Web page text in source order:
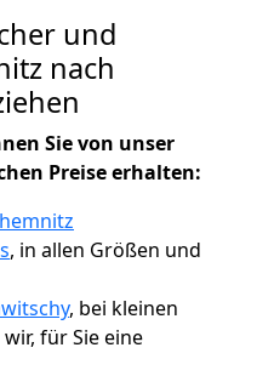
und
nach
Sie von unser
Preise erhalten:
, in allen Größen und
, bei kleinen
für Sie eine